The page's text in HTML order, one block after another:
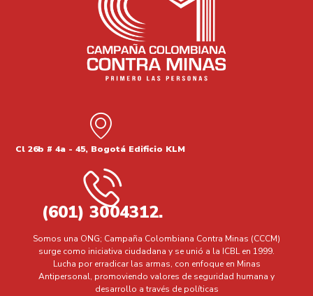
Cl 26b # 4a - 45, Bogotá Edificio KLM
(601) 3004312.
Somos una ONG; Campaña Colombiana Contra Minas (CCCM)
surge como iniciativa ciudadana y se unió a la ICBL en 1999.
Lucha por erradicar las armas, con enfoque en Minas
Antipersonal, promoviendo valores de seguridad humana y
desarrollo a través de políticas